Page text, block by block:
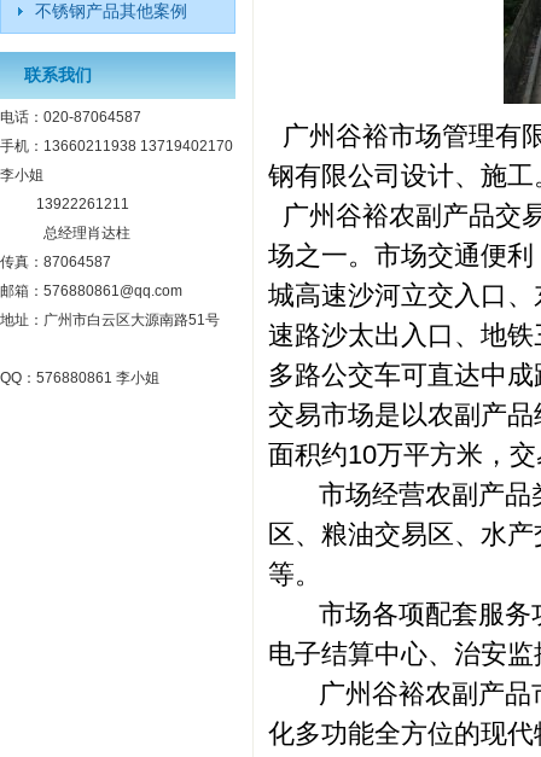
广州谷裕市场管理有
钢有限公司设计、施工
广州谷裕农副产品交
场之一。市场交通便
城高速沙河立交入口
速路沙太出入口、地
多路公交车可直达中
交易市场是以农副产
面积约10万平方米，
市场经营农副产品
区、粮油交易区、水
等。
市场各项配套服务
电子结算中心、治安
广州谷裕农副产品市
化多功能全方位的现
不锈钢产品其他案例
联系我们
电话：020-87064587
手机：13660211938 13719402170
李小姐
13922261211
总经理肖达柱
传真：87064587
邮箱：576880861@qq.com
地址：广州市白云区大源南路51号
QQ：576880861 李小姐